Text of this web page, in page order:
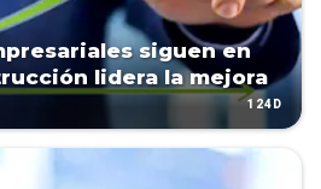
siguen en
lidera la mejora
124D